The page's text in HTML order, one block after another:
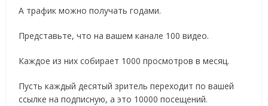
А трафик можно получать годами.
Представьте, что на вашем канале 100 видео.
Каждое из них собирает 1000 просмотров в месяц.
Пусть каждый десятый зритель переходит по вашей
ссылке на подписную, а это 10000 посещений.